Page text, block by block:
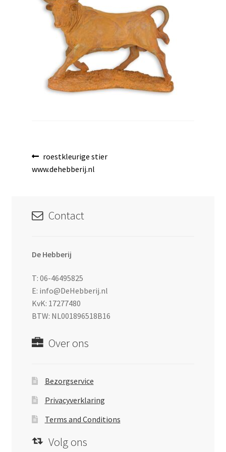
Bericht
navigatie
Vorig
bericht:
roestkleurige stier
www.dehebberij.nl
Contact
De Hebberij
T: 06-46495825
E: info@DeHebberij.nl
KvK: 17277480
BTW: NL001896518B16
Over ons
Bezorgservice
Privacyverklaring
Terms and Conditions
Volg ons